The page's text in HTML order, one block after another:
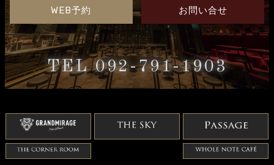
WEB予約 お問い合せ
TEL 092-791-1903